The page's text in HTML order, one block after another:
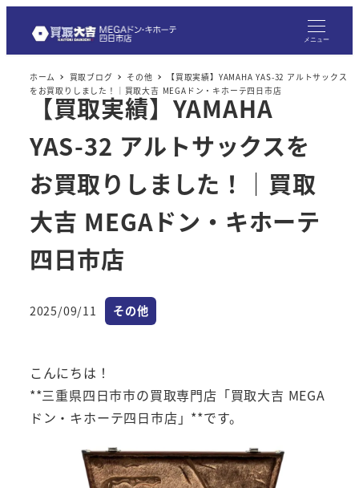
メニュー
ホーム 買取ブログ その他
【買取実績】YAMAHA YAS-32 アルトサックス
をお買取りしました！｜買取大吉 MEGAドン・キホーテ四日市店
【買取実績】YAMAHA
YAS-32 アルトサックスを
お買取りしました！｜買取
大吉 MEGAドン・キホーテ
四日市店
投稿日
2025/09/11 カテゴリー
その他
こんにちは！
**三重県四日市市の買取専門店「買取大吉 MEGA
ドン・キホーテ四日市店」**です。